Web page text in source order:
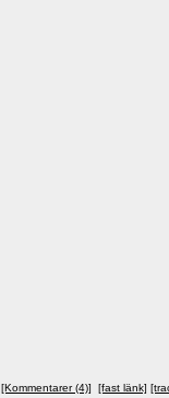
[Kommentarer (4)] [fast länk]